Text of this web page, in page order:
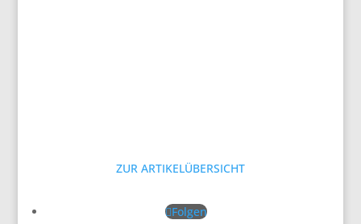
ZUR ARTIKELÜBERSICHT
Folgen